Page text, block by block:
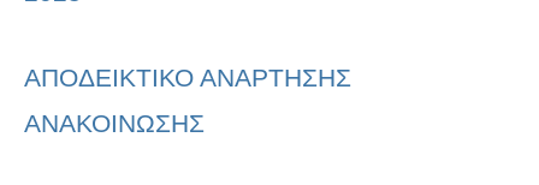
ΑΠΟΔΕΙΚΤΙΚΟ ΑΝΑΡΤΗΣΗΣ
ΑΝΑΚΟΙΝΩΣΗΣ